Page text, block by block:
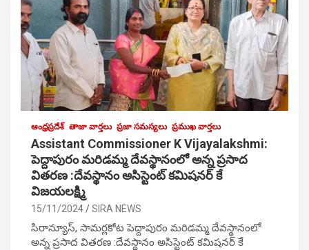
ఆంధ్రప్రదేశ్ తాజా వార్తలు ప్రజా సమస్యలు ప్రముఖ వార్తలు
Assistant Commissioner K Vijayalakshmi:
పెద్దాపురం మరిడమ్మ దేవస్థానంలో అన్న ప్రసాద
వితరణ :దేవస్థానం అసిస్టెంట్ కమిషనర్ కే
విజయలక్ష్మి
15/11/2024 SIRA NEWS
సిరాన్యూస్, సామర్లకోట పెద్దాపురం మరిడమ్మ దేవస్థానంలో
అన్న ప్రసాద వితరణ :దేవస్థానం అసిస్టెంట్ కమిషనర్ కే